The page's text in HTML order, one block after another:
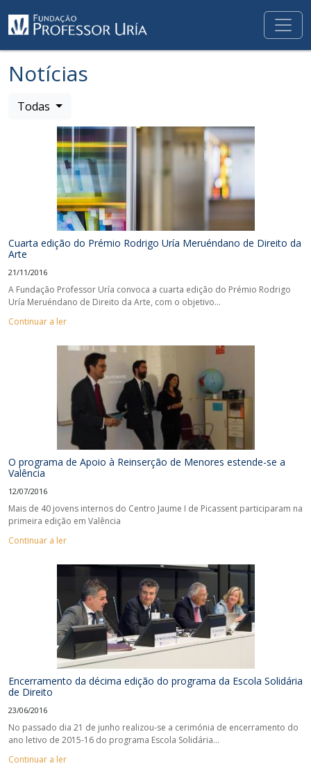
Notícias
Todas
Cuarta edição do Prémio Rodrigo Uría Meruéndano de Direito da
Arte
21/11/2016
A Fundação Professor Uría convoca a cuarta edição do Prémio Rodrigo
Uría Meruéndano de Direito da Arte, com o objetivo...
Continuar a ler
O programa de Apoio à Reinserção de Menores estende-se a
Valência
12/07/2016
Mais de 40 jovens internos do Centro Jaume I de Picassent participaram na
primeira edição em Valência
Continuar a ler
Encerramento da décima edição do programa da Escola Solidária
de Direito
23/06/2016
No passado dia 21 de junho realizou-se a cerimónia de encerramento do
ano letivo de 2015-16 do programa Escola Solidária...
Continuar a ler